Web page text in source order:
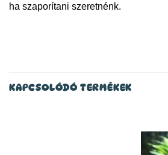
ha szaporítani szeretnénk.
KAPCSOLÓDÓ TERMÉKEK